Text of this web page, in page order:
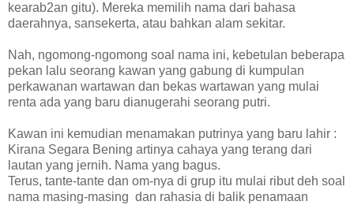
kearab2an gitu). Mereka memilih nama dari bahasa
daerahnya, sansekerta, atau bahkan alam sekitar.
Nah, ngomong-ngomong soal nama ini, kebetulan beberapa
pekan lalu seorang kawan yang gabung di kumpulan
perkawanan wartawan dan bekas wartawan yang mulai
renta ada yang baru dianugerahi seorang putri.
Kawan ini kemudian menamakan putrinya yang baru lahir :
Kirana Segara Bening artinya cahaya yang terang dari
lautan yang jernih. Nama yang bagus.
Terus, tante-tante dan om-nya di grup itu mulai ribut deh soal
nama masing-masing dan rahasia di balik penamaan